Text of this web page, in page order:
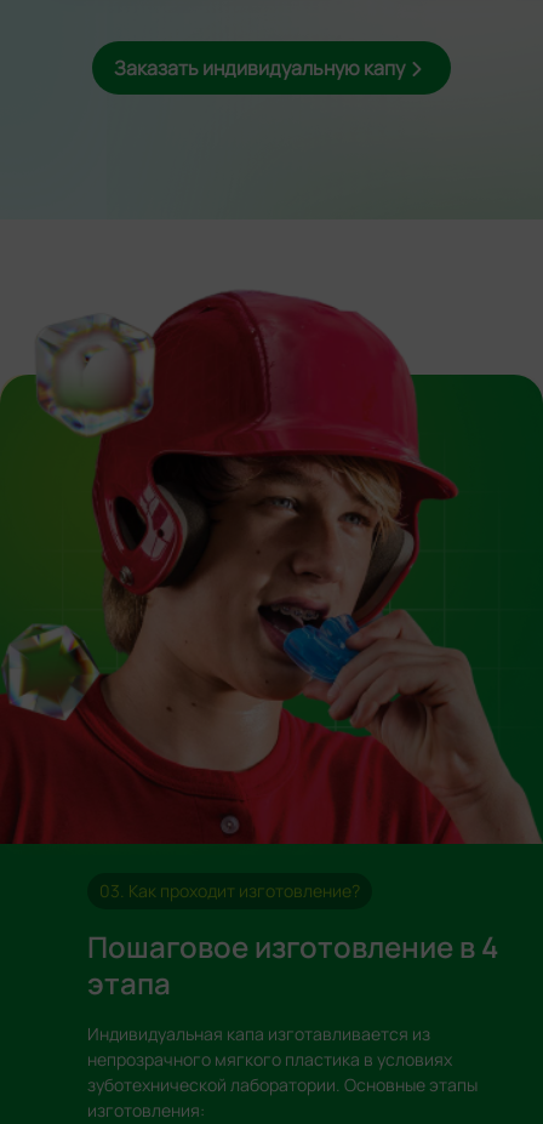
Заказать индивидуальную капу
03. Как проходит изготовление?
Пошаговое изготовление в 4
этапа
Индивидуальная капа изготавливается из
непрозрачного мягкого пластика в условиях
зуботехнической лаборатории. Основные этапы
изготовления: